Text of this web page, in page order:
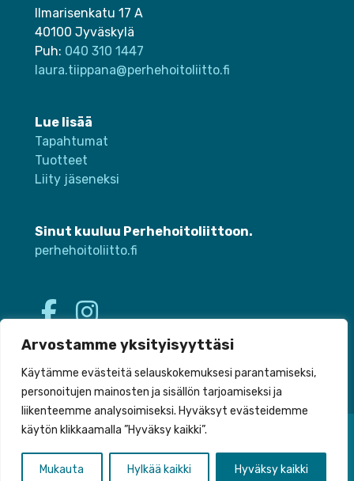
Arvostamme yksityisyyttäsi
Käytämme evästeitä selauskokemuksesi parantamiseksi,
personoitujen mainosten ja sisällön tarjoamiseksi ja
liikenteemme analysoimiseksi. Hyväksyt evästeidemme
käytön klikkaamalla ”Hyväksy kaikki”.
Mukauta Hylkää kaikki Hyväksy kaikki
Ilmarisenkatu 17 A
40100 Jyväskylä
Puh: 040 310 1447
laura.tiippana@perhehoitoliitto.fi
Lue lisää
Tapahtumat
Tuotteet
Liity jäseneksi
Sinut kuuluu Perhehoitoliittoon.
perhehoitoliitto.fi
Tietosuoja Saavutettavuus
Toteutus: Mainostoimisto Värikäs